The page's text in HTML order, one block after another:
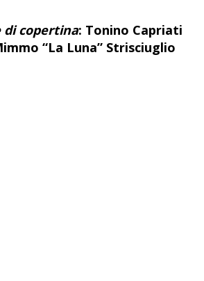
di copertina: Tonino Capriati
“La Luna” Strisciuglio